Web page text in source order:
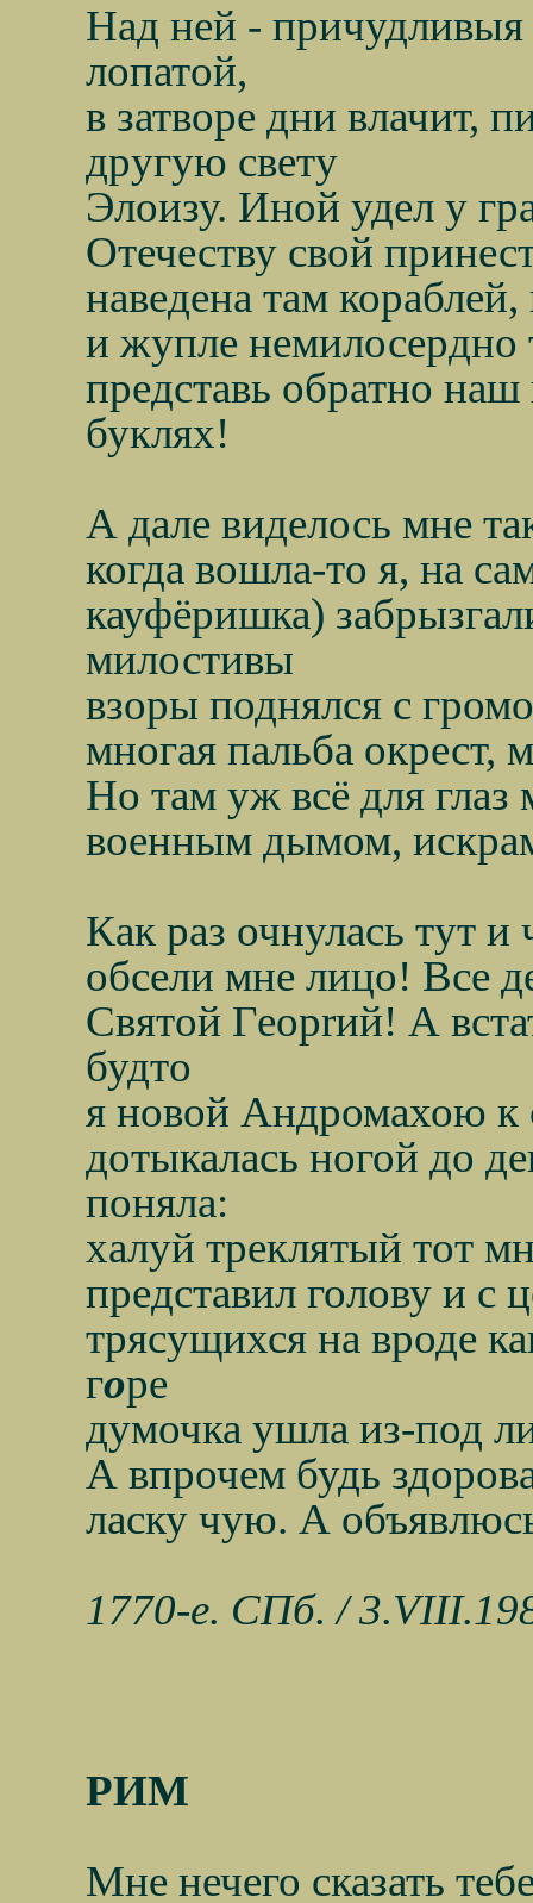
Над ней -
лопатой,
в затворе дни влачит,
другую свету
Элоизу. Иной удел у
Отечеству свой
наведена там
и жупле немилосердно
представь обратно
буклях!
А дале виделось мне
когда вошла-то я, на
кауфёришка)
милостивы
взоры поднялся с
многая пальба окрест,
Но там уж всё для глаз
военным дымом,
Как раз очнулась тут
обсели мне лицо! Все
Святой Гeoprий! А
будто
я новой Андромахою к
дотыкалась ногой до
поняла:
халуй треклятый тот
представил голову и с
трясущихся на вроде
горе
думочка ушла из-под
А впрочем будь
ласку чую. А
1770-е. СПб. /
РИМ
Мне нечего сказать